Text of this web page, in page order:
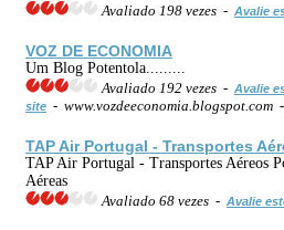
Avaliado 198 vezes - Avalie
VOZ DE ECONOMIA
Um Blog Potentola.........
Avaliado 192 vezes - Avalie
site - www.vozdeeconomia.blogspot.com -
TAP Air Portugal - Transportes
TAP Air Portugal - Transportes Aéreos
Aéreas
Avaliado 68 vezes - Avalie